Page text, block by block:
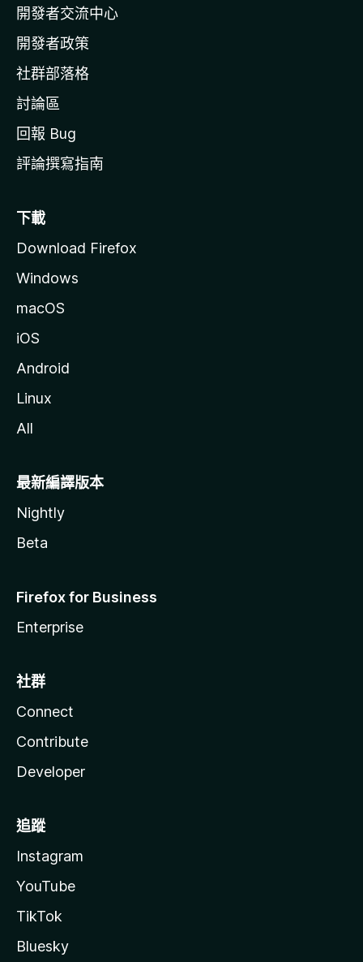
官
網
開發者交流中心
開發者政策
社群部落格
討論區
回報 Bug
評論撰寫指南
下載
Download Firefox
Windows
macOS
iOS
Android
Linux
All
最新編譯版本
Nightly
Beta
Firefox for Business
Enterprise
社群
Connect
Contribute
Developer
追蹤
Instagram
YouTube
TikTok
Bluesky